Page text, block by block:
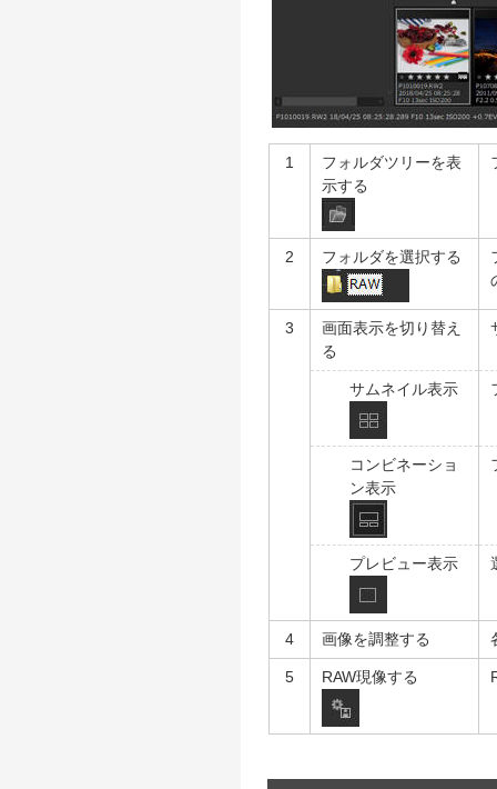
1
フォルダツリーを表
示する
2 フォルダを選択する
3
画面表示を切り替え
る
サムネイル表示
コンビネーショ
ン表示
プレビュー表示
4 画像を調整する
5 RAW現像する